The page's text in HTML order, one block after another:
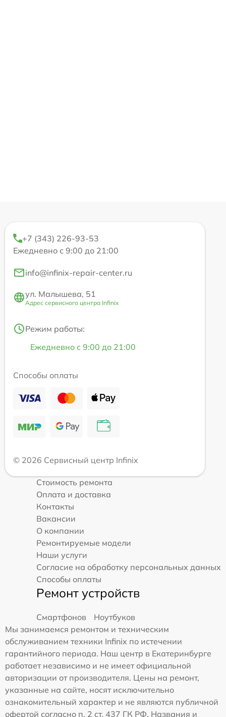
+7 (343) 226-93-53
Ежедневно с 9:00 до 21:00
info@infinix-repair-center.ru
ул. Малышева, 51
Адрес сервисного центра Infinix
Режим работы:
Ежедневно с 9:00 до 21:00
Способы оплаты
© 2026 Сервисный центр Infinix
Стоимость ремонта
Оплата и доставка
Контакты
Вакансии
О компании
Ремонтируемые модели
Наши услуги
Согласие на обработку персональных данных
Способы оплаты
Ремонт устройств
Смартфонов
Ноутбуков
Мы занимаемся ремонтом и техническим
обслуживанием техники Infinix по истечении
гарантийного периода. Наш центр в Екатеринбурге
работает независимо и не имеет официальной
авторизации от производителя. Цены на ремонт,
указанные на сайте, носят исключительно
ознакомительный характер и не являются публичной
офертой согласно п. 2 ст. 437 ГК РФ. Названия и